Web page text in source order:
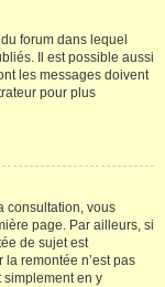
forum dans lequel
Il est possible aussi
les messages doivent
pour plus
consultation, vous
page. Par ailleurs, si
de sujet est
remontée n’est pas
simplement en y